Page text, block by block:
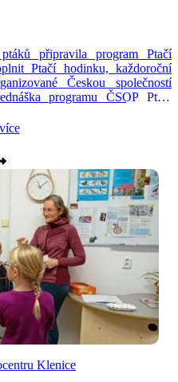
připravila program Ptačí
Ptačí hodinku, každoroční
Českou společností
programu ČSOP Ptačí
Dozvíte se, jak přilákat do
Klenice